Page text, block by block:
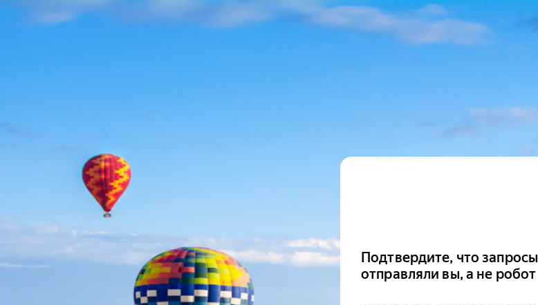
Подтвердите, что запросы
отправляли вы, а не робот